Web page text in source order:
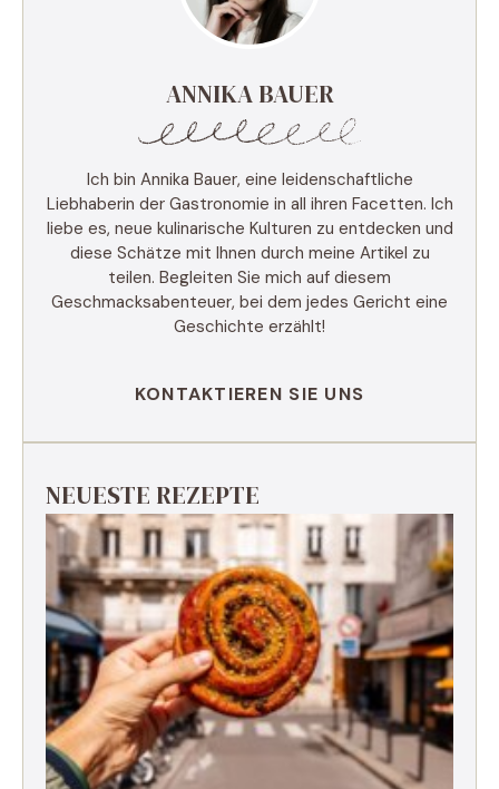
ANNIKA BAUER
Ich bin Annika Bauer, eine leidenschaftliche
Liebhaberin der Gastronomie in all ihren Facetten. Ich
liebe es, neue kulinarische Kulturen zu entdecken und
diese Schätze mit Ihnen durch meine Artikel zu
teilen. Begleiten Sie mich auf diesem
Geschmacksabenteuer, bei dem jedes Gericht eine
Geschichte erzählt!
KONTAKTIEREN SIE UNS
NEUESTE REZEPTE